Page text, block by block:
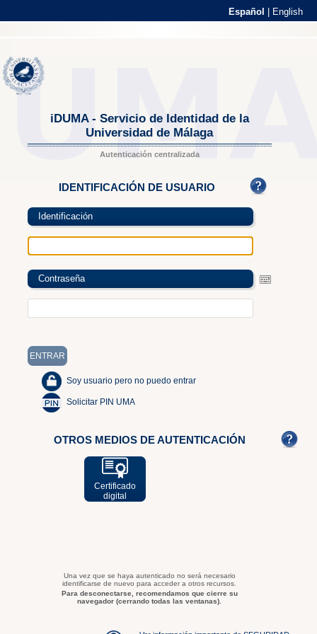
Español English
iDUMA - Servicio de Identidad de la
Universidad de Málaga
Autenticación centralizada
IDENTIFICACIÓN DE USUARIO
Identificación
Contraseña
Soy usuario pero no puedo entrar
Solicitar PIN UMA
OTROS MEDIOS DE AUTENTICACIÓN
Certificado
digital
Una vez que se haya autenticado no será necesario
identificarse de nuevo para acceder a otros recursos.
Para desconectarse, recomendamos que cierre su
navegador (cerrando todas las ventanas).